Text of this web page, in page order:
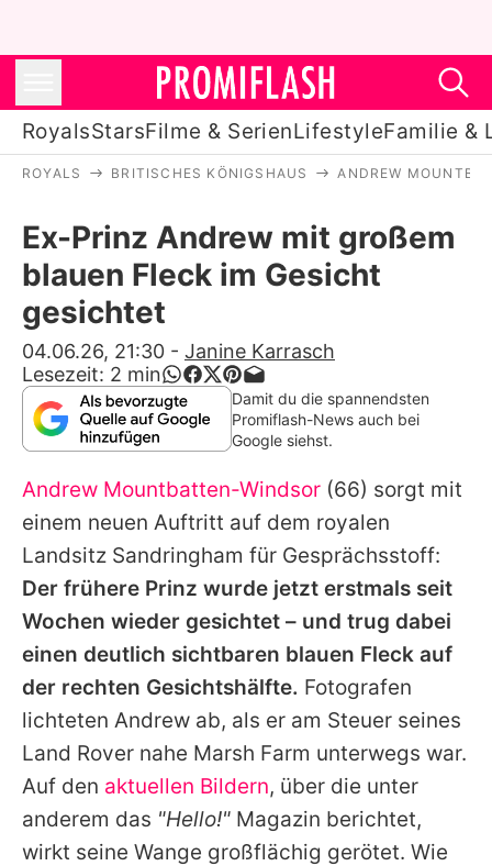
RoyalsStarsFilme & SerienLifestyleFamilie &
Stars
Filme & Serien
Lifestyle
Familie & Liebe
Promiflash Exklusiv
Alle Themen auf Promiflash
Jobs
App runterladen
Team
Redaktionelle Richtlinien
Impressum
Datenschutzerklärung
Nutzungsbedingungen
ROYALS BRITISCHES KÖNIGSHAUS ANDREW
Ex-Prinz Andrew mit großem
blauen Fleck im Gesicht
gesichtet
04.06.26, 21:30 - Janine Karrasch
Lesezeit: 2 min
Damit du die spannendsten
Promiflash-News auch bei
Google siehst.
Andrew Mountbatten-Windsor (66) sorgt mit
einem neuen Auftritt auf dem royalen
Landsitz Sandringham für Gesprächsstoff:
Der frühere Prinz wurde jetzt erstmals seit
Wochen wieder gesichtet – und trug dabei
einen deutlich sichtbaren blauen Fleck auf
der rechten Gesichtshälfte. Fotografen
lichteten Andrew ab, als er am Steuer seines
Land Rover nahe Marsh Farm unterwegs war.
Auf den aktuellen Bildern, über die unter
anderem das "Hello!" Magazin berichtet,
wirkt seine Wange großflächig gerötet. Wie